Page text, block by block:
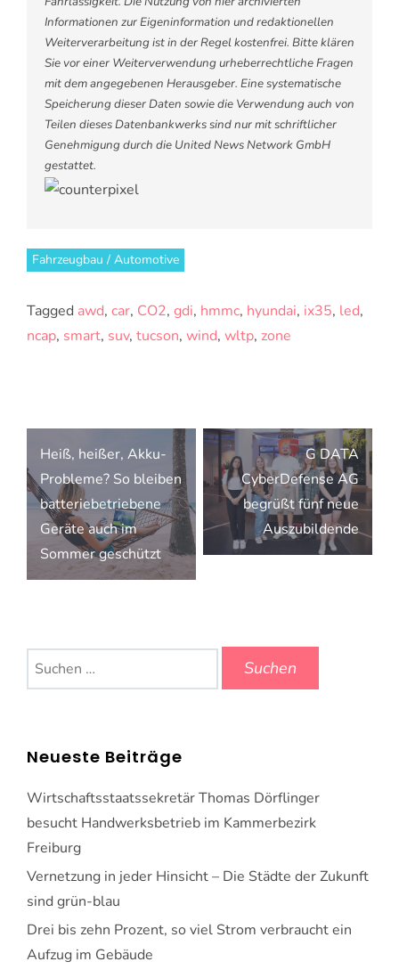
Informationen zur Eigeninformation und redaktionellen
Weiterverarbeitung ist in der Regel kostenfrei. Bitte klären
Sie vor einer Weiterverwendung urheberrechtliche Fragen
mit dem angegebenen Herausgeber. Eine systematische
Speicherung dieser Daten sowie die Verwendung auch von
Teilen dieses Datenbankwerks sind nur mit schriftlicher
Genehmigung durch die United News Network GmbH
gestattet.
Fahrzeugbau / Automotive
Tagged awd, car, CO2, gdi, hmmc, hyundai, ix35, led,
ncap, smart, suv, tucson, wind, wltp, zone
Beitragsnavigation
Heiß, heißer, Akku-
Probleme? So bleiben
batteriebetriebene
Geräte auch im
Sommer geschützt
G DATA
CyberDefense AG
begrüßt fünf neue
Auszubildende
Suchen
nach:
Neueste Beiträge
Wirtschaftsstaatssekretär Thomas Dörflinger
besucht Handwerksbetrieb im Kammerbezirk
Freiburg
Vernetzung in jeder Hinsicht – Die Städte der Zukunft
sind grün-blau
Drei bis zehn Prozent, so viel Strom verbraucht ein
Aufzug im Gebäude